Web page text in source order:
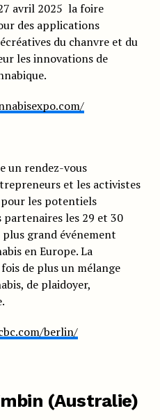
avril 2025 la foire
des applications
du chanvre et du
les innovations de
un rendez-vous
et les activistes
pour les potentiels
les 29 et 30
plus grand événement
en Europe. La
de plus un mélange
de plaidoyer,
berlin/
(Australie)